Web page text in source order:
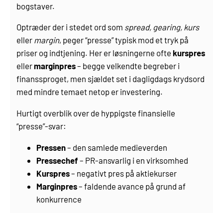
bogstaver.
Optræder der i stedet ord som spread, gearing, kurs
eller margin, peger “presse” typisk mod et tryk på
priser og indtjening. Her er løsningerne oftekurspres
ellermarginpres– begge velkendte begreber i
finanssproget, men sjældet set i dagligdags krydsord
med mindre temaet netop er investering.
Hurtigt overblik over de hyppigste finansielle
“presse”-svar:
Pressen– den samlede medieverden
Pressechef – PR-ansvarlig i en virksomhed
Kurspres– negativt pres på aktiekurser
Marginpres– faldende avance på grund af
konkurrence